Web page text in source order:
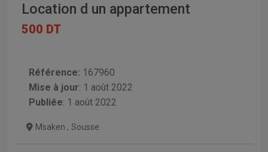
Location d un appartement
500 DT
Référence: 167960
Mise à jour: 1 août 2022
Publiée: 1 août 2022
Msaken , Sousse